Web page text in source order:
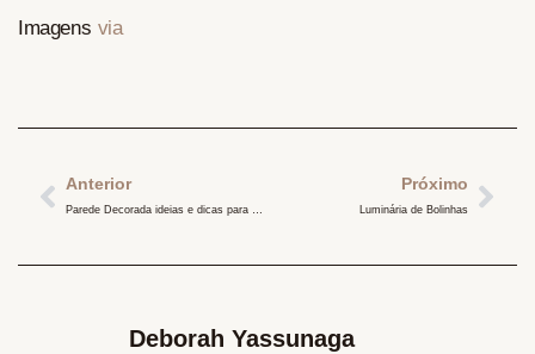
Imagens via
Anterior
Parede Decorada ideias e dicas para criar a sua
Próximo
Luminária de Bolinhas
Deborah Yassunaga